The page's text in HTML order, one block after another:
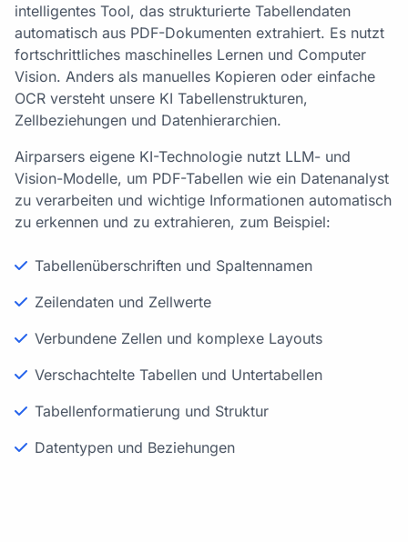
intelligentes Tool, das strukturierte Tabellendaten
automatisch aus PDF-Dokumenten extrahiert. Es nutzt
fortschrittliches maschinelles Lernen und Computer
Vision. Anders als manuelles Kopieren oder einfache
OCR versteht unsere KI Tabellenstrukturen,
Zellbeziehungen und Datenhierarchien.
Airparsers eigene KI-Technologie nutzt LLM- und
Vision-Modelle, um PDF-Tabellen wie ein Datenanalyst
zu verarbeiten und wichtige Informationen automatisch
zu erkennen und zu extrahieren, zum Beispiel:
Tabellenüberschriften und Spaltennamen
Zeilendaten und Zellwerte
Verbundene Zellen und komplexe Layouts
Verschachtelte Tabellen und Untertabellen
Tabellenformatierung und Struktur
Datentypen und Beziehungen